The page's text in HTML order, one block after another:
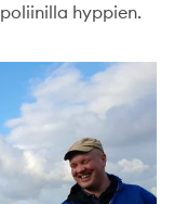
hyppien.